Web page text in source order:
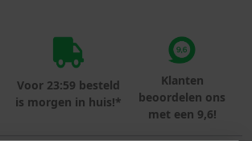
Voor 23:59 besteld
is morgen in huis!*
Klanten
beoordelen ons
met een 9,6!